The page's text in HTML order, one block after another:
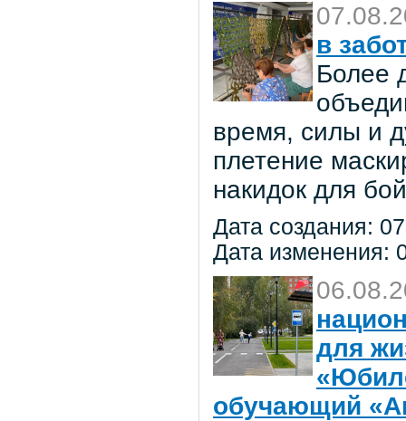
в
Более
время, силы и
плетение
накидок для
Дата создания:
Дата изменения:
для
обучающий